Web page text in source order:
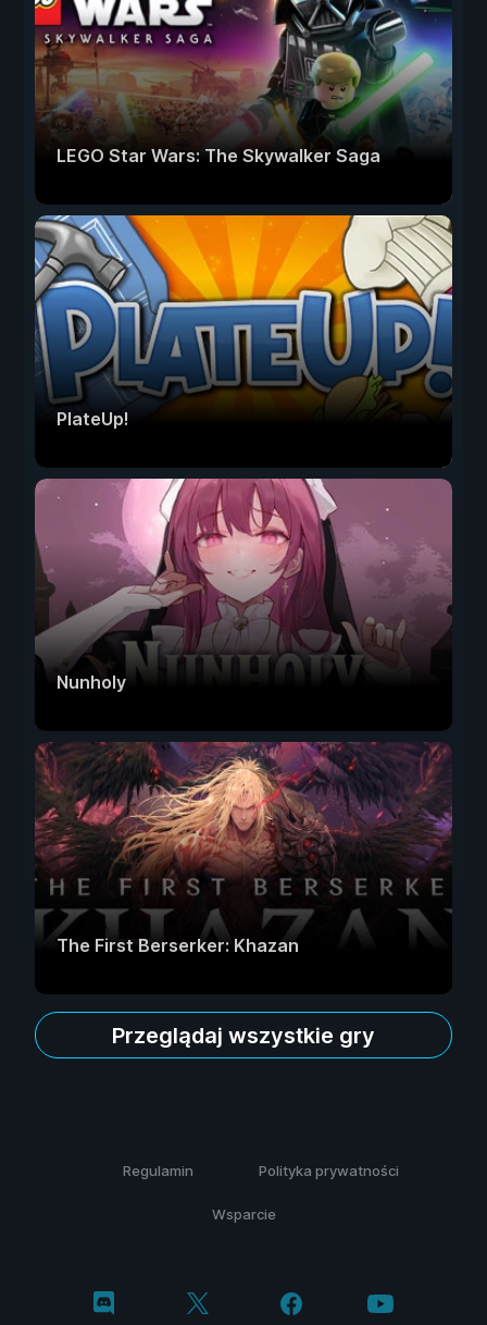
LEGO Star Wars: The Skywalker Saga
PlateUp!
Nunholy
The First Berserker: Khazan
Przeglądaj wszystkie gry
Regulamin Polityka prywatności
Wsparcie